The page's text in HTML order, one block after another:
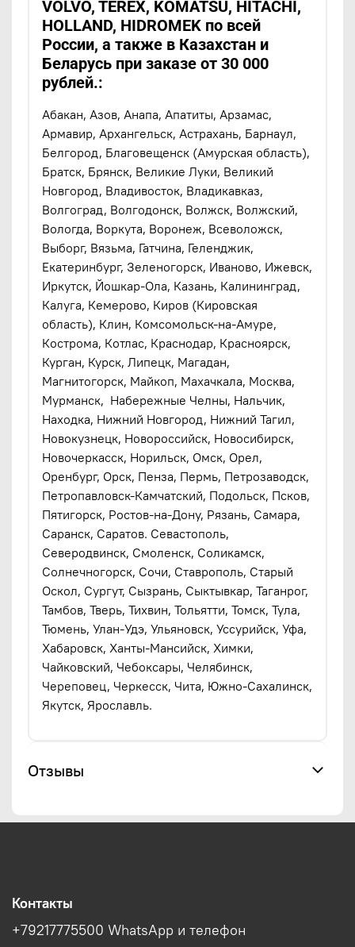
VOLVO, TEREX, KOMATSU, HITACHI,
HOLLAND, HIDROMEK по всей
России, а также в Казахстан и
Беларусь при заказе от 30 000
рублей.:
Абакан, Азов, Анапа, Апатиты, Арзамас,
Армавир, Архангельск, Астрахань, Барнаул,
Белгород, Благовещенск (Амурская область),
Братск, Брянск, Великие Луки, Великий
Новгород, Владивосток, Владикавказ,
Волгоград, Волгодонск, Волжск, Волжский,
Вологда, Воркута, Воронеж, Всеволожск,
Выборг, Вязьма, Гатчина, Геленджик,
Екатеринбург, Зеленогорск, Иваново, Ижевск,
Иркутск, Йошкар-Ола, Казань, Калининград,
Калуга, Кемерово, Киров (Кировская
область), Клин, Комсомольск-на-Амуре,
Кострома, Котлас, Краснодар, Красноярск,
Курган, Курск, Липецк, Магадан,
Магнитогорск, Майкоп, Махачкала, Москва,
Мурманск, Набережные Челны, Нальчик,
Находка, Нижний Новгород, Нижний Тагил,
Новокузнецк, Новороссийск, Новосибирск,
Новочеркасск, Норильск, Омск, Орел,
Оренбург, Орск, Пенза, Пермь, Петрозаводск,
Петропавловск-Камчатский, Подольск, Псков,
Пятигорск, Ростов-на-Дону, Рязань, Самара,
Саранск, Саратов. Севастополь,
Северодвинск, Смоленск, Соликамск,
Солнечногорск, Сочи, Ставрополь, Старый
Оскол, Сургут, Сызрань, Сыктывкар, Таганрог,
Тамбов, Тверь, Тихвин, Тольятти, Томск, Тула,
Тюмень, Улан-Удэ, Ульяновск, Уссурийск, Уфа,
Хабаровск, Ханты-Мансийск, Химки,
Чайковский, Чебоксары, Челябинск,
Череповец, Черкесск, Чита, Южно-Сахалинск,
Якутск, Ярославль.
Отзывы
Контакты
+79217775500 WhatsApp и телефон